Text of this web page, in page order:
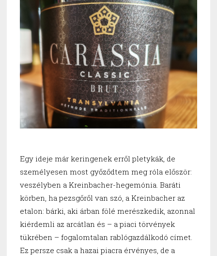
Egy ideje már keringenek erről pletykák, de
személyesen most győződtem meg róla először:
veszélyben a Kreinbacher-hegemónia. Baráti
körben, ha pezsgőről van szó, a Kreinbacher az
etalon: bárki, aki árban fölé merészkedik, azonnal
kiérdemli az arcátlan és – a piaci törvények
tükrében – fogalomtalan rablógazdálkodó címet.
Ez persze csak a hazai piacra érvényes, de a